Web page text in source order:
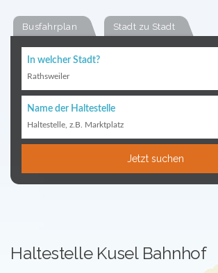
Busfahrplan Stadt zu Stadt
In welcher Stadt?
Rathsweiler
Name der Haltestelle
Haltestelle, z.B. Marktplatz
Jetzt suchen
Haltestelle Kusel Bahnhof